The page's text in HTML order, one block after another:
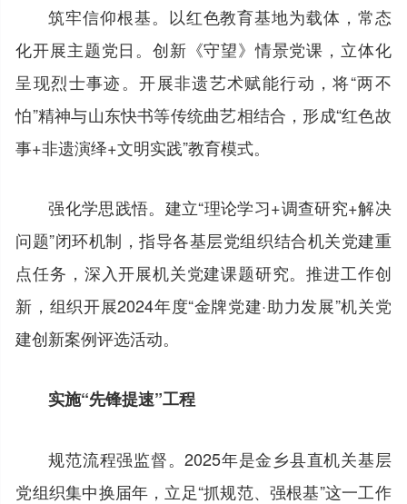
筑牢信仰根基。以红色教育基地为载体，常态
化开展主题党日。创新《守望》情景党课，立体化
呈现烈士事迹。开展非遗艺术赋能行动，将“两不
怕”精神与山东快书等传统曲艺相结合，形成“红色故
事+非遗演绎+文明实践”教育模式。
强化学思践悟。建立“理论学习+调查研究+解决
问题”闭环机制，指导各基层党组织结合机关党建重
点任务，深入开展机关党建课题研究。推进工作创
新，组织开展2024年度“金牌党建·助力发展”机关党
建创新案例评选活动。
实施“先锋提速”工程
规范流程强监督。2025年是金乡县直机关基层
党组织集中换届年，立足“抓规范、强根基”这一工作